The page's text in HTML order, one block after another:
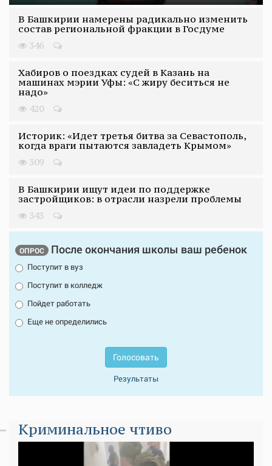
В Башкирии намерены радикально изменить
состав региональной фракции в Госдуме
346
Хабиров о поездках судей в Казань на
машинах мэрии Уфы: «С жиру беситься не
надо»
420
Историк: «Идет третья битва за Севастополь,
когда враги пытаются завладеть Крымом»
309
В Башкирии ищут идеи по поддержке
застройщиков: в отрасли назрели проблемы
343
ОПРОС После окончания школы ваш ребенок
Поступит в вуз
Поступит в колледж
Пойдет работать
Еще не определились
Голосовать
Результаты
Криминальное чтиво